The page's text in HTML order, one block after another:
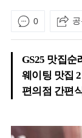
0
GS25 맛집순
웨이팅 맛집 2
편의점 간편